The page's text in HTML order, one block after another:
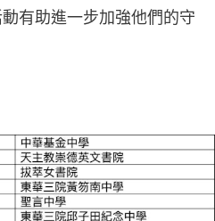
有助進一步加強他們的守